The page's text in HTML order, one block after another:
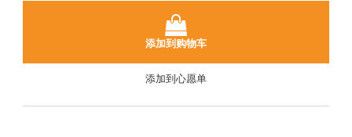
添加到购物车
添加到心愿单